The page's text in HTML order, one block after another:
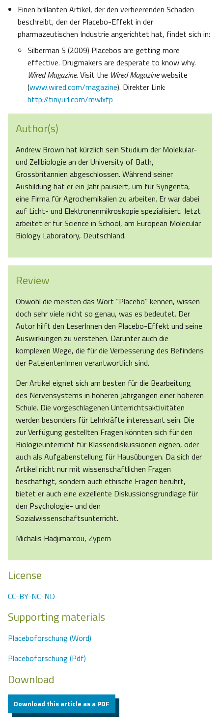
Einen brillanten Artikel, der den verheerenden Schaden
beschreibt, den der Placebo-Effekt in der
pharmazeutischen Industrie angerichtet hat, findet sich in:
Silberman S (2009) Placebos are getting more
effective. Drugmakers are desperate to know why.
Wired Magazine. Visit the Wired Magazinewebsite
(www.wired.com/magazine). Direkter Link:
http://tinyurl.com/mwlxfp
Author(s)
Andrew Brown hat kürzlich sein Studium der Molekular-
und Zellbiologie an der University of Bath,
Grossbritannien abgeschlossen. Während seiner
Ausbildung hat er ein Jahr pausiert, um für Syngenta,
eine Firma für Agrochemikalien zu arbeiten. Er war dabei
auf Licht- und Elektronenmikroskopie spezialisiert. Jetzt
arbeitet er für Science in School, am European Molecular
Biology Laboratory, Deutschland.
Review
Obwohl die meisten das Wort “Placebo” kennen, wissen
doch sehr viele nicht so genau, was es bedeutet. Der
Autor hilft den LeserInnen den Placebo-Effekt und seine
Auswirkungen zu verstehen. Darunter auch die
komplexen Wege, die für die Verbesserung des Befindens
der PateientenInnen verantwortlich sind.
Der Artikel eignet sich am besten für die Bearbeitung
des Nervensystems in höheren Jahrgängen einer höheren
Schule. Die vorgeschlagenen Unterrichtsaktivitäten
werden besonders für Lehrkräfte interessant sein. Die
zur Verfügung gestellten Fragen könnten sich für den
Biologieunterricht für Klassendiskussionen eignen, oder
auch als Aufgabenstellung für Hausübungen. Da sich der
Artikel nicht nur mit wissenschaftlichen Fragen
beschäftigt, sondern auch ethische Fragen berührt,
bietet er auch eine exzellente Diskussionsgrundlage für
den Psychologie- und den
Sozialwissenschaftsunterricht.
Michalis Hadjimarcou, Zypern
License
CC-BY-NC-ND
Supporting materials
Placeboforschung (Word)
Placeboforschung (Pdf)
Download
Download this article as a PDF